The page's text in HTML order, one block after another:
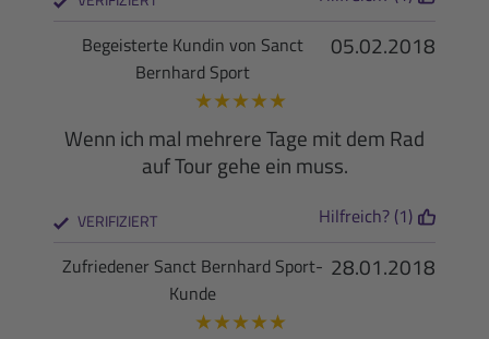
05.02.2018
Begeisterte Kundin von Sanct
Bernhard Sport
★★★★★
Wenn ich mal mehrere Tage mit dem Rad
auf Tour gehe ein muss.
VERIFIZIERT Hilfreich? (1)
28.01.2018
Zufriedener Sanct Bernhard Sport-
Kunde
★★★★★